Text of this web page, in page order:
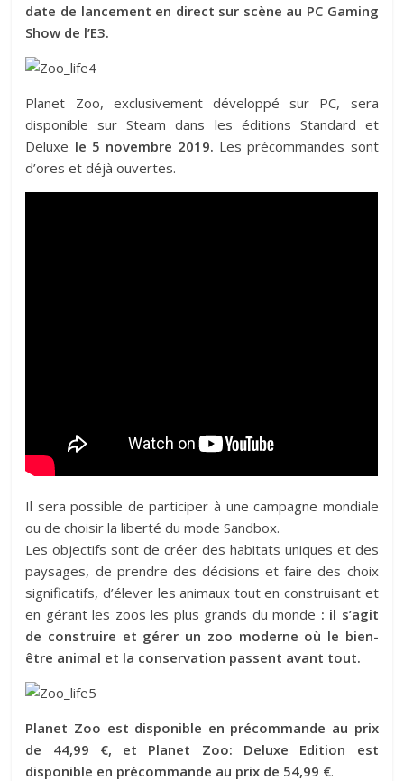
date de lancement en direct sur scène au PC Gaming
Show de l’E3.
Planet Zoo, exclusivement développé sur PC, sera
disponible sur Steam dans les éditions Standard et
Deluxe le 5 novembre 2019. Les précommandes sont
d’ores et déjà ouvertes.
Il sera possible de participer à une campagne mondiale
ou de choisir la liberté du mode Sandbox.
Les objectifs sont de créer des habitats uniques et des
paysages, de prendre des décisions et faire des choix
significatifs, d’élever les animaux tout en construisant et
en gérant les zoos les plus grands du monde : il s’agit
de construire et gérer un zoo moderne où le bien-
être animal et la conservation passent avant tout.
Planet Zoo est disponible en précommande au prix
de 44,99 €, et Planet Zoo: Deluxe Edition est
disponible en précommande au prix de 54,99 €.